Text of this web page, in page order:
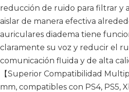
reducción de ruido para filtrar y
aislar de manera efectiva
auriculares diadema tiene
claramente su voz y reducir el
comunicación fluida y de alta
【Superior Compatibilidad
mm, compatibles con PS4, PS5,